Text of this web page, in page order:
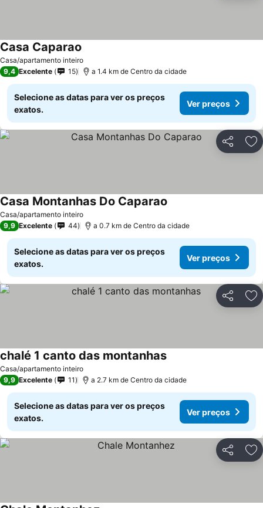
Casa/apartamento inteiro
Casa Caparao
9,4 Excelente 15 a 1.4 km de Centro da cidade
Selecione as datas para ver os preços
exatos.
Ver preços
Partilhar
Casa/apartamento inteiro
Casa Montanhas Do Caparao
9,9 Excelente 44 a 0.7 km de Centro da cidade
Selecione as datas para ver os preços
exatos.
Ver preços
Partilhar
Casa/apartamento inteiro
chalé 1 canto das montanhas
9,9 Excelente 11 a 2.7 km de Centro da cidade
Selecione as datas para ver os preços
exatos.
Ver preços
Partilhar